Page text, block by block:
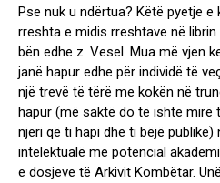
Pse nuk u ndërtua? Këtë pyetje e
rreshta e midis rreshtave në
bën edhe z. Vesel. Mua më vjen
janë hapur edhe për individë të
një trevë të tërë me kokën në
hapur (më saktë do të ishte mirë
njeri që ti hapi dhe ti bëjë publike)
intelektualë me potencial
e dosjeve të Arkivit Kombëtar.